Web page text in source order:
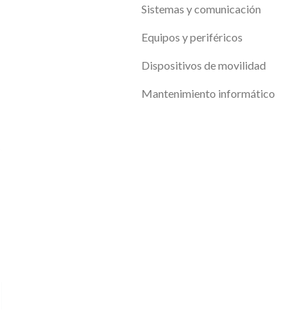
Sistemas y comunicación
Equipos y periféricos
Dispositivos de movilidad
Mantenimiento informático